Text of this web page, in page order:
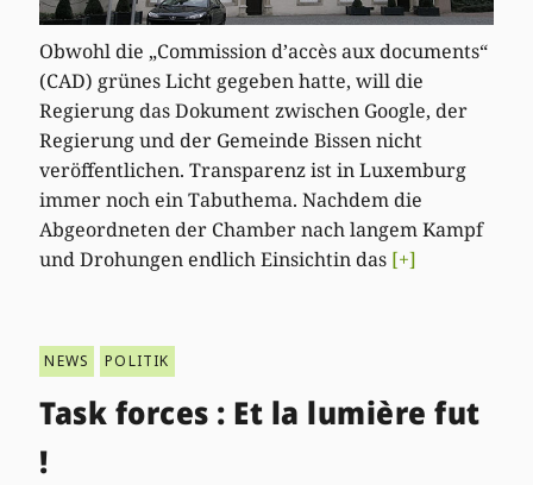
Obwohl die „Commission d’accès aux documents“
(CAD) grünes Licht gegeben hatte, will die
Regierung das Dokument zwischen Google, der
Regierung und der Gemeinde Bissen nicht
veröffentlichen. Transparenz ist in Luxemburg
immer noch ein Tabuthema. Nachdem die
Abgeordneten der Chamber nach langem Kampf
und Drohungen endlich Einsichtin das [+]
NEWS POLITIK
Task forces : Et la lumière fut
!